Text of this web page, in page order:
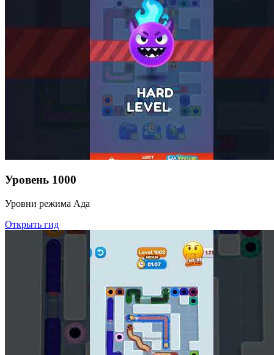
Уровень 1000
Уровни режима Ада
Открыть гид